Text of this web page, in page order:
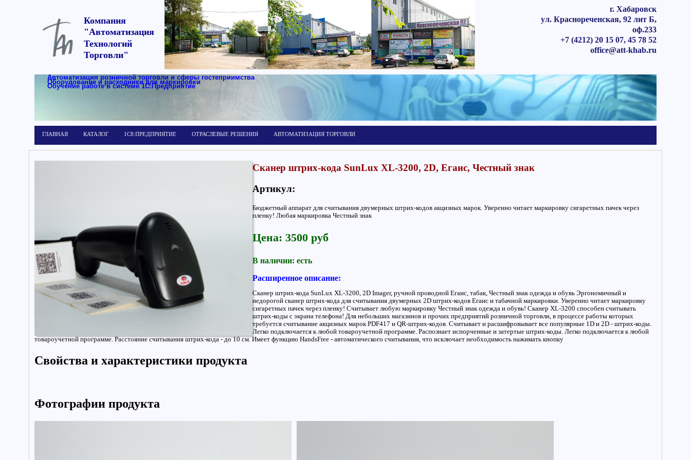
Компания
"Автоматизация
Технологий
Торговли"
г. Хабаровск
ул. Краснореченская, 92 лит Б,
оф.233
+7 (4212) 20 15 07, 45 78 52
office@att-khab.ru
Автоматизация розничной торговли и сферы гостеприимства
Оборудование и расходники для маркировки
Обучение работе в системе 1С:Предприятие
ГЛАВНАЯ КАТАЛОГ 1С8:ПРЕДПРИЯТИЕ ОТРАСЛЕВЫЕ РЕШЕНИЯ АВТОМАТИЗАЦИЯ ТОРГОВЛИ
Сканер штрих-кода SunLux XL-3200, 2D, Егаис, Честный знак
Артикул:
Бюджетный аппарат для считывания двумерных штрих-кодов акцизных марок. Уверенно читает маркировку сигаретных пачек через
пленку! Любая маркировка Честный знак
Цена: 3500 руб
В наличии: есть
Расширенное описание:
Сканер штрих-кода SunLux XL-3200, 2D Imager, ручной проводной Егаис, табак, Честный знак одежда и обувь Эргономичный и
недорогой сканер штрих-кода для считывания двумерных 2D штрих-кодов Егаис и табачной маркировки. Уверенно читает маркировку
сигаретных пачек через пленку! Считывает любую маркировку Честный знак одежда и обувь! Сканер XL-3200 способен считывать
штрих-коды с экрана телефона! Для небольших магазинов и прочих предприятий розничной торговли, в процессе работы которых
требуется считывание акцизных марок PDF417 и QR-штрих-кодов. Считывает и расшифровывает все популярные 1D и 2D - штрих-коды.
Легко подключается к любой товароучетной программе. Распознает испорченные и затертые штрих-коды. Легко подключается к любой
товароучетной программе. Расстояние считывания штрих-кода - до 10 см. Имеет функцию HandsFree - автоматического считывания, что исключает необходимость нажимать кнопку
Свойства и характеристики продукта
Фотографии продукта